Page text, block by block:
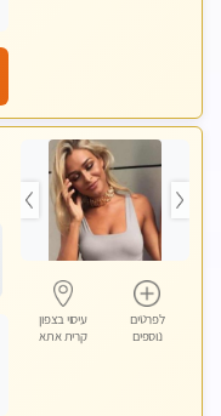
לפרטים
נוספים
עיסוי בצפון
קרית אתא